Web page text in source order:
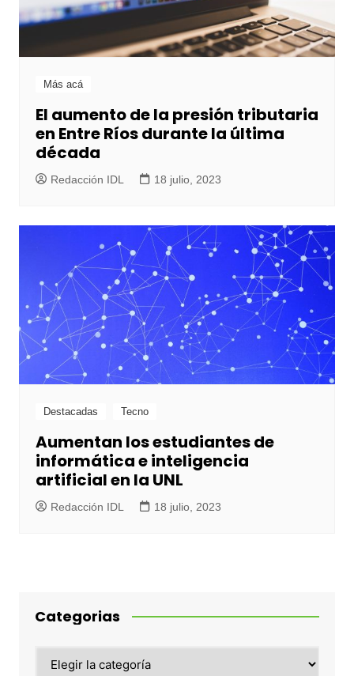
Más acá
El aumento de la presión tributaria
en Entre Ríos durante la última
década
Redacción IDL 18 julio, 2023
Destacadas Tecno
Aumentan los estudiantes de
informática e inteligencia
artificial en la UNL
Redacción IDL 18 julio, 2023
Categorias